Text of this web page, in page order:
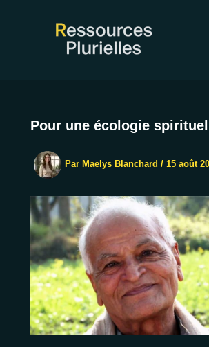
Pour une écologie
Par Maelys Blanchard / 15 août